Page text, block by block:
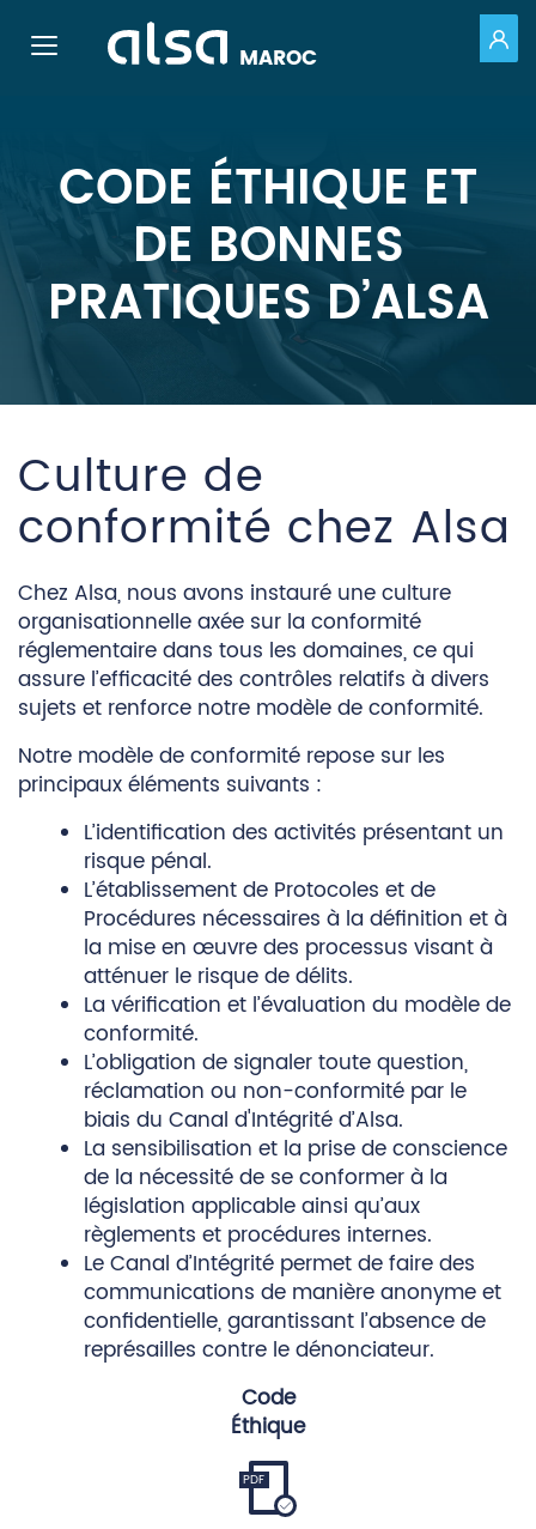
Toggle navigation MAROC
CODE ÉTHIQUE ET
DE BONNES
PRATIQUES D’ALSA
Culture de
conformité chez Alsa
Chez Alsa, nous avons instauré une culture
organisationnelle axée sur la conformité
réglementaire dans tous les domaines, ce qui
assure l’efficacité des contrôles relatifs à divers
sujets et renforce notre modèle de conformité.
Notre modèle de conformité repose sur les
principaux éléments suivants :
L’identification des activités présentant un
risque pénal.
L’établissement de Protocoles et de
Procédures nécessaires à la définition et à
la mise en œuvre des processus visant à
atténuer le risque de délits.
La vérification et l’évaluation du modèle de
conformité.
L’obligation de signaler toute question,
réclamation ou non-conformité par le
biais du Canal d'Intégrité d’Alsa.
La sensibilisation et la prise de conscience
de la nécessité de se conformer à la
législation applicable ainsi qu’aux
règlements et procédures internes.
Le Canal d’Intégrité permet de faire des
communications de manière anonyme et
confidentielle, garantissant l’absence de
représailles contre le dénonciateur.
Code
Éthique
Download